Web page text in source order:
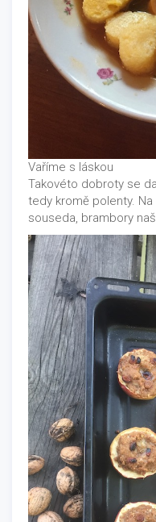
Vaříme s láskou
Takovéto dobroty se
tedy kromě polenty.
souseda, brambory